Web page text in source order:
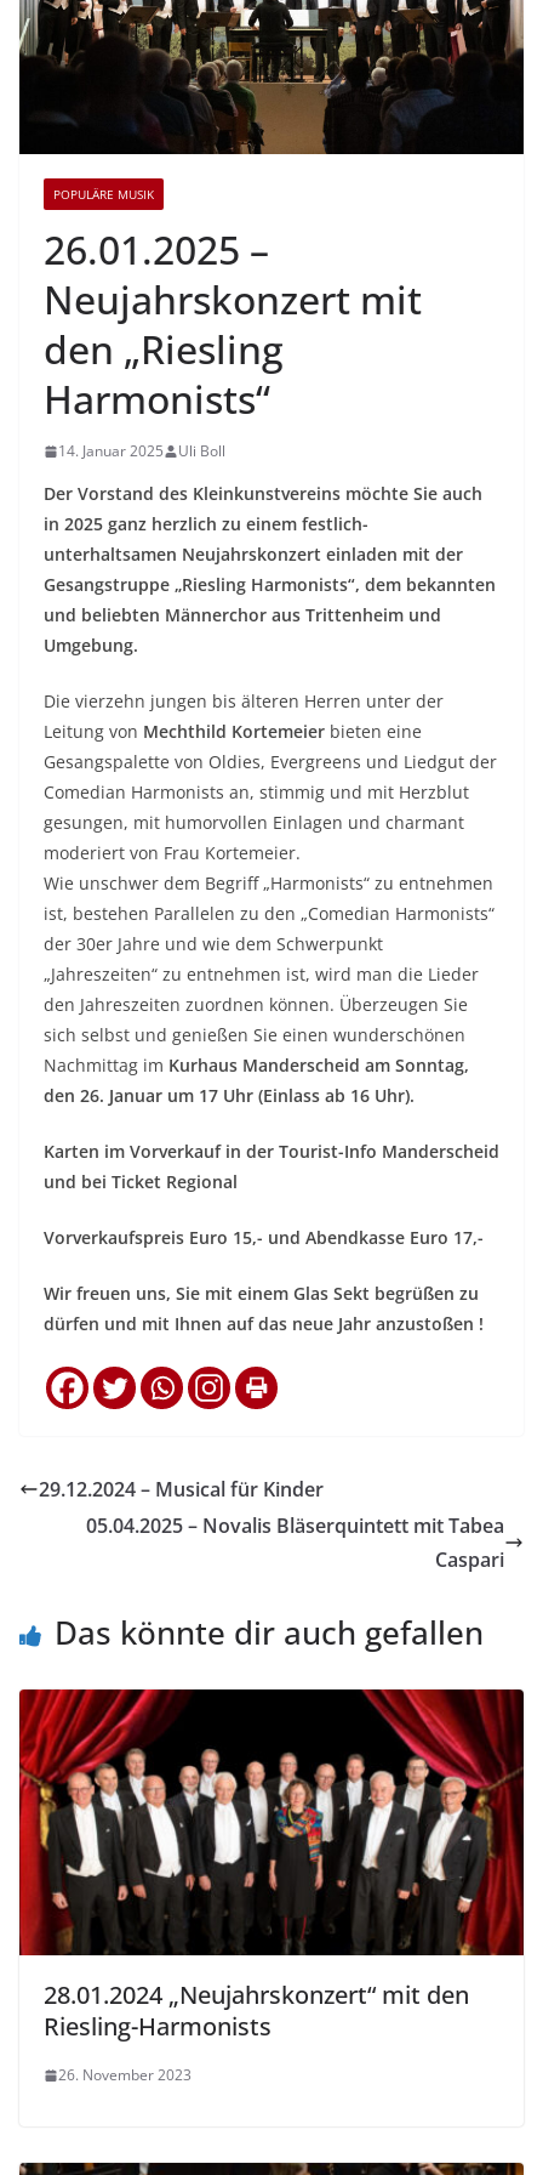
POPULÄRE MUSIK
26.01.2025 –
Neujahrskonzert mit
den „Riesling
Harmonists“
14. Januar 2025 Uli Boll
Der Vorstand des Kleinkunstvereins möchte Sie auch
in 2025 ganz herzlich zu einem festlich-
unterhaltsamen Neujahrskonzert einladen mit der
Gesangstruppe „Riesling Harmonists“, dem bekannten
und beliebten Männerchor aus Trittenheim und
Umgebung.
Die vierzehn jungen bis älteren Herren unter der
Leitung von Mechthild Kortemeier bieten eine
Gesangspalette von Oldies, Evergreens und Liedgut der
Comedian Harmonists an, stimmig und mit Herzblut
gesungen, mit humorvollen Einlagen und charmant
moderiert von Frau Kortemeier.
Wie unschwer dem Begriff „Harmonists“ zu entnehmen
ist, bestehen Parallelen zu den „Comedian Harmonists“
der 30er Jahre und wie dem Schwerpunkt
„Jahreszeiten“ zu entnehmen ist, wird man die Lieder
den Jahreszeiten zuordnen können. Überzeugen Sie
sich selbst und genießen Sie einen wunderschönen
Nachmittag im Kurhaus Manderscheid am Sonntag,
den 26. Januar um 17 Uhr (Einlass ab 16 Uhr).
Karten im Vorverkauf in der Tourist-Info Manderscheid
und bei Ticket Regional
Vorverkaufspreis Euro 15,- und Abendkasse Euro 17,-
Wir freuen uns, Sie mit einem Glas Sekt begrüßen zu
dürfen und mit Ihnen auf das neue Jahr anzustoßen !
29.12.2024 – Musical für Kinder
05.04.2025 – Novalis Bläserquintett mit Tabea
Caspari
Das könnte dir auch gefallen
28.01.2024 „Neujahrskonzert“ mit den
Riesling-Harmonists
26. November 2023